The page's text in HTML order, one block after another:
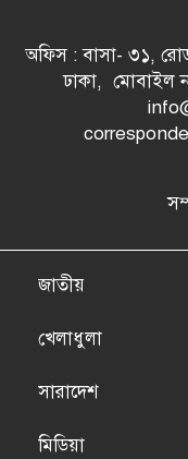
অফিস : বাসা- ৩১,
ঢাকা, মোবাইল
জাতীয়
খেলাধুলা
সারাদেশ
মিডিয়া